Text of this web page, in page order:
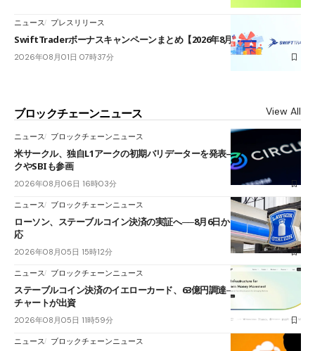
ニュース プレスリリース
SwiftTraderボーナスキャンペーンまとめ【2026年8月最新】
2026年08月01日 07時37分
ブロックチェーンニュース View All
ニュース ブロックチェーンニュース
米サークル、独自L1アークの初期バリデーターを発表――ブラックロッ
クやSBIも参画
2026年08月06日 16時03分
ニュース ブロックチェーンニュース
ローソン、ステーブルコイン決済の実証へ──8月6日からJPYCやUSDC対
応
2026年08月05日 15時12分
ニュース ブロックチェーンニュース
ステーブルコイン決済のイエローカード、63億円調達──ソニーやスタン
チャートが出資
2026年08月05日 11時59分
ニュース ブロックチェーンニュース